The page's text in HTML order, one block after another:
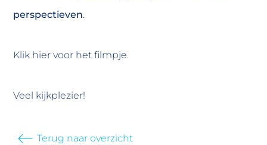
perspectieven.
Klik hiervoor het filmpje.
Veel kijkplezier!
Terug naar overzicht